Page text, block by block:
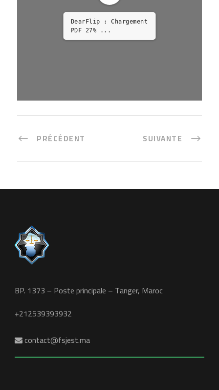
PRÉCÉDENT SUIVANTE
BP. 1373 – Poste principale – Tanger, Maroc
+212539393932
contact@fsjest.ma